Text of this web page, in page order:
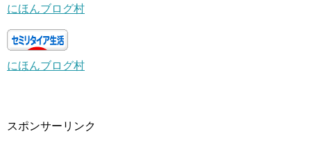
にほんブログ村
にほんブログ村
スポンサーリンク